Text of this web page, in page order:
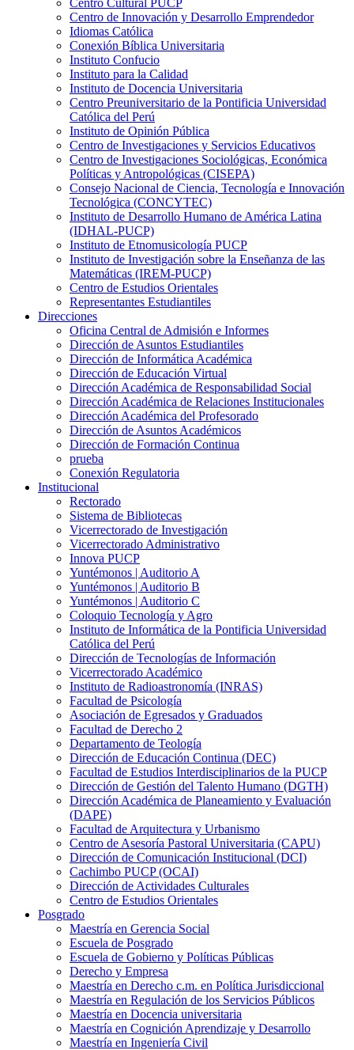
Centro Cultural PUCP
Centro de Innovación y Desarrollo Emprendedor
Idiomas Católica
Conexión Bíblica Universitaria
Instituto Confucio
Instituto para la Calidad
Instituto de Docencia Universitaria
Centro Preuniversitario de la Pontificia Universidad
Católica del Perú
Instituto de Opinión Pública
Centro de Investigaciones y Servicios Educativos
Centro de Investigaciones Sociológicas, Económica
Políticas y Antropológicas (CISEPA)
Consejo Nacional de Ciencia, Tecnología e Innovación
Tecnológica (CONCYTEC)
Instituto de Desarrollo Humano de América Latina
(IDHAL-PUCP)
Instituto de Etnomusicología PUCP
Instituto de Investigación sobre la Enseñanza de las
Matemáticas (IREM-PUCP)
Centro de Estudios Orientales
Representantes Estudiantiles
Direcciones
Oficina Central de Admisión e Informes
Dirección de Asuntos Estudiantiles
Dirección de Informática Académica
Dirección de Educación Virtual
Dirección Académica de Responsabilidad Social
Dirección Académica de Relaciones Institucionales
Dirección Académica del Profesorado
Dirección de Asuntos Académicos
Dirección de Formación Continua
prueba
Conexión Regulatoria
Institucional
Rectorado
Sistema de Bibliotecas
Vicerrectorado de Investigación
Vicerrectorado Administrativo
Innova PUCP
Yuntémonos | Auditorio A
Yuntémonos | Auditorio B
Yuntémonos | Auditorio C
Coloquio Tecnología y Agro
Instituto de Informática de la Pontificia Universidad
Católica del Perú
Dirección de Tecnologías de Información
Vicerrectorado Académico
Instituto de Radioastronomía (INRAS)
Facultad de Psicología
Asociación de Egresados y Graduados
Facultad de Derecho 2
Departamento de Teología
Dirección de Educación Continua (DEC)
Facultad de Estudios Interdisciplinarios de la PUCP
Dirección de Gestión del Talento Humano (DGTH)
Dirección Académica de Planeamiento y Evaluación
(DAPE)
Facultad de Arquitectura y Urbanismo
Centro de Asesoría Pastoral Universitaria (CAPU)
Dirección de Comunicación Institucional (DCI)
Cachimbo PUCP (OCAI)
Dirección de Actividades Culturales
Centro de Estudios Orientales
Posgrado
Maestría en Gerencia Social
Escuela de Posgrado
Escuela de Gobierno y Políticas Públicas
Derecho y Empresa
Maestría en Derecho c.m. en Política Jurisdiccional
Maestría en Regulación de los Servicios Públicos
Maestría en Docencia universitaria
Maestría en Cognición Aprendizaje y Desarrollo
Maestría en Ingeniería Civil